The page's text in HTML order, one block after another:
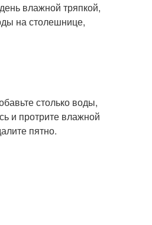
влажной тряпкой,
на столешнице,
столько воды,
и протрите влажной
пятно.